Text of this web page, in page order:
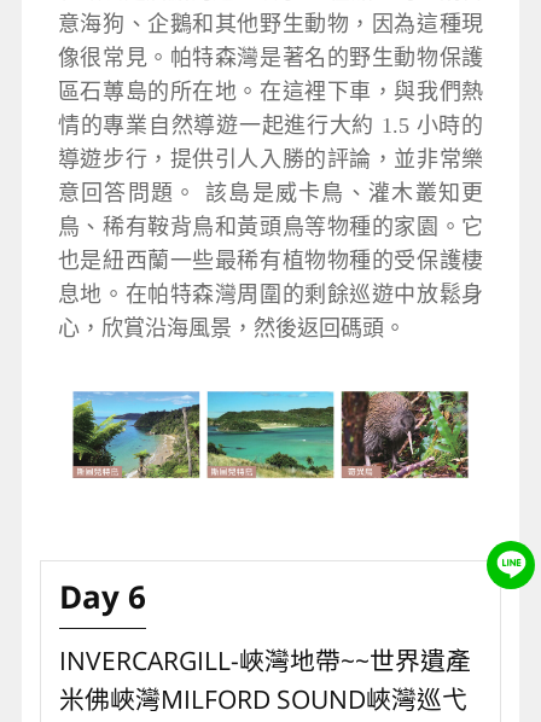
意海狗、企鵝和其他野生動物，因為這種現
像很常見。帕特森灣是著名的野生動物保護
區石蓴島的所在地。在這裡下車，與我們熱
情的專業自然導遊一起進行大約 1.5 小時的
導遊步行，提供引人入勝的評論，並非常樂
意回答問題。 該島是威卡鳥、灌木叢知更
鳥、稀有鞍背鳥和黃頭鳥等物種的家園。它
也是紐西蘭一些最稀有植物物種的受保護棲
息地。在帕特森灣周圍的剩餘巡遊中放鬆身
心，欣賞沿海風景，然後返回碼頭。
Day 6
INVERCARGILL-峽灣地帶~~世界遺產
米佛峽灣MILFORD SOUND峽灣巡弋